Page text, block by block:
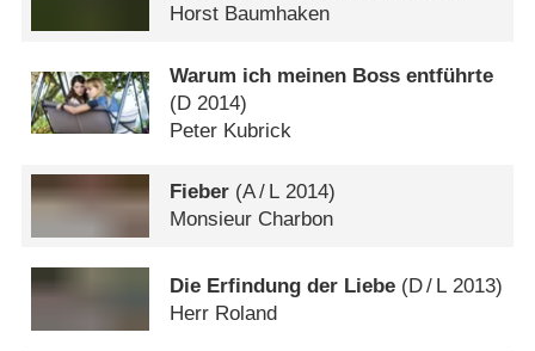
Horst Baumhaken
Warum ich meinen Boss entführte
(D 2014)
Peter Kubrick
Fieber (A/ L 2014)
Monsieur Charbon
Die Erfindung der Liebe (D/ L 2013)
Herr Roland